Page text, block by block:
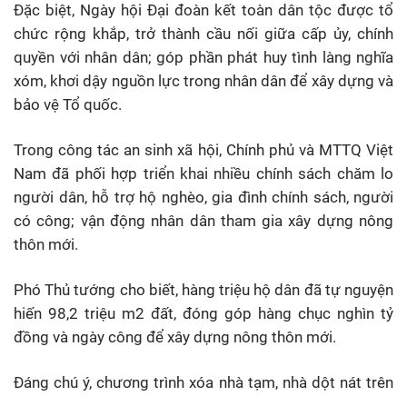
Đặc biệt, Ngày hội Đại đoàn kết toàn dân tộc được tổ
chức rộng khắp, trở thành cầu nối giữa cấp ủy, chính
quyền với nhân dân; góp phần phát huy tình làng nghĩa
xóm, khơi dậy nguồn lực trong nhân dân để xây dựng và
bảo vệ Tổ quốc.
Trong công tác an sinh xã hội, Chính phủ và MTTQ Việt
Nam đã phối hợp triển khai nhiều chính sách chăm lo
người dân, hỗ trợ hộ nghèo, gia đình chính sách, người
có công; vận động nhân dân tham gia xây dựng nông
thôn mới.
Phó Thủ tướng cho biết, hàng triệu hộ dân đã tự nguyện
hiến 98,2 triệu m2 đất, đóng góp hàng chục nghìn tỷ
đồng và ngày công để xây dựng nông thôn mới.
Đáng chú ý, chương trình xóa nhà tạm, nhà dột nát trên